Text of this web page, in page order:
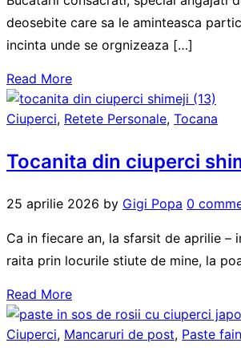
deosebite care sa le aminteasca
incinta unde se orgnizeaza […]
Read More
Ciuperci, Retete Personale, Tocana
Tocanita din ciuperci
25 aprilie 2026 by Gigi Popa 0
Ca in fiecare an, la sfarsit de aprilie
raita prin locurile stiute de mine, la
Read More
Ciuperci, Mancaruri de post, Paste